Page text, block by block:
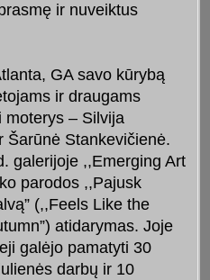
ir nuveiktus
GA savo kūrybą
ir draugams
moterys – Silvija
Šarūnė Stankevičienė.
galerijoje ,,Emerging Art
parodos ,,Pajusk
(,,Feels Like the
atidarymas. Joje
galėjo pamatyti 30
darbų ir 10